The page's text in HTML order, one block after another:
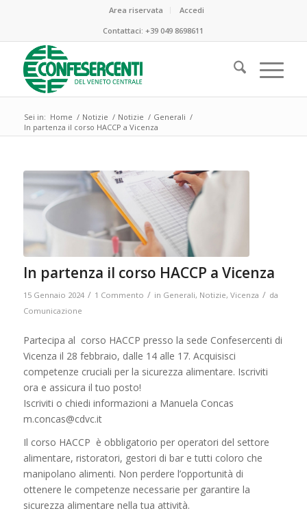
Area riservata
Accedi
Contattaci:+39 049 8698611
Sei in: Home / Notizie / Notizie / Generali /
In partenza il corso HACCP a Vicenza
In partenza il corso HACCP a Vicenza
15 Gennaio 2024 / 1 Commento / in Generali, Notizie, Vicenza / da
Comunicazione
Partecipa al corso HACCP presso la sede Confesercenti di
Vicenza il 28 febbraio, dalle 14 alle 17. Acquisisci
competenze cruciali per la sicurezza alimentare. Iscriviti
ora e assicura il tuo posto!
Iscriviti o chiedi informazioni a Manuela Concas
m.concas@cdvc.it
Il corso HACCP è obbligatorio per operatori del settore
alimentare, ristoratori, gestori di bar e tutti coloro che
manipolano alimenti. Non perdere l’opportunità di
ottenere le competenze necessarie per garantire la
sicurezza alimentare nella tua attività.